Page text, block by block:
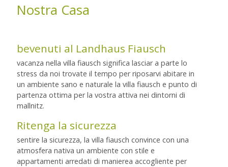
Nostra Casa
bevenuti al Landhaus Fiausch
vacanza nella villa fiausch significa lasciar a parte lo
stress da noi trovate il tempo per riposarvi abitare in
un ambiente sano e naturale la villa fiausch e punto di
partenza ottima per la vostra attiva nei dintorni di
mallnitz.
Ritenga la sicurezza
sentire la sicurezza, la villa fiausch convince con una
atmosfera nativa un ambiente con stile e
appartamenti arredati di manierea accogliente per